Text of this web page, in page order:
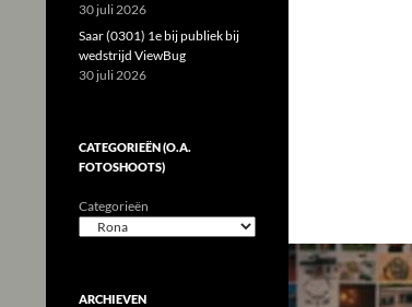
30 juli 2026
Saar (0301) 1e bij publiek bij
wedstrijd ViewBug
30 juli 2026
CATEGORIEËN (O.A.
FOTOSHOOTS)
Categorieën
ARCHIEVEN